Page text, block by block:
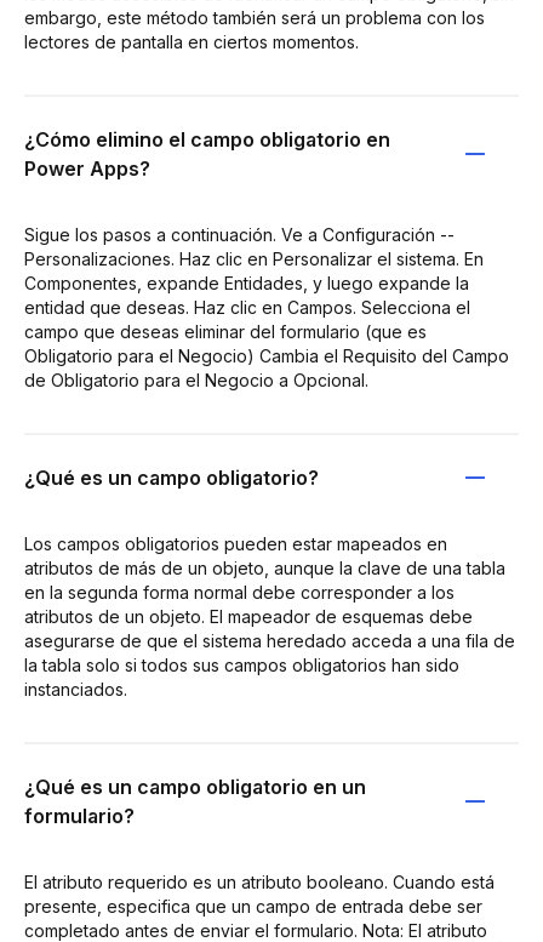
embargo, este método también será un problema con los
lectores de pantalla en ciertos momentos.
¿Cómo elimino el campo obligatorio en
Power Apps?
Sigue los pasos a continuación. Ve a Configuración --
Personalizaciones. Haz clic en Personalizar el sistema. En
Componentes, expande Entidades, y luego expande la
entidad que deseas. Haz clic en Campos. Selecciona el
campo que deseas eliminar del formulario (que es
Obligatorio para el Negocio) Cambia el Requisito del Campo
de Obligatorio para el Negocio a Opcional.
¿Qué es un campo obligatorio?
Los campos obligatorios pueden estar mapeados en
atributos de más de un objeto, aunque la clave de una tabla
en la segunda forma normal debe corresponder a los
atributos de un objeto. El mapeador de esquemas debe
asegurarse de que el sistema heredado acceda a una fila de
la tabla solo si todos sus campos obligatorios han sido
instanciados.
¿Qué es un campo obligatorio en un
formulario?
El atributo requerido es un atributo booleano. Cuando está
presente, especifica que un campo de entrada debe ser
completado antes de enviar el formulario. Nota: El atributo